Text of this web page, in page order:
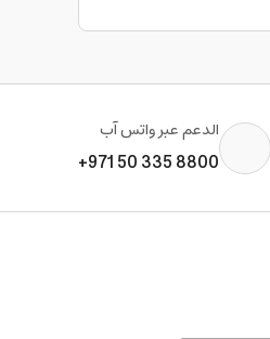
الدعم عبر واتس آب
+971 50 335 8800